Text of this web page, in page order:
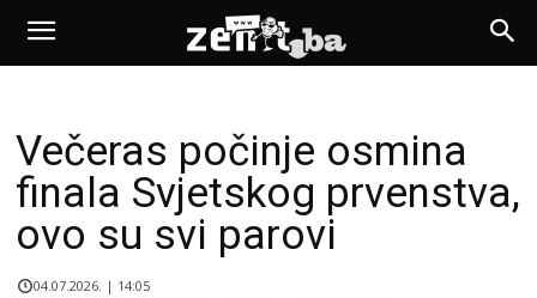
Večeras počinje osmina
finala Svjetskog prvenstva,
ovo su svi parovi
04.07.2026. | 14:05